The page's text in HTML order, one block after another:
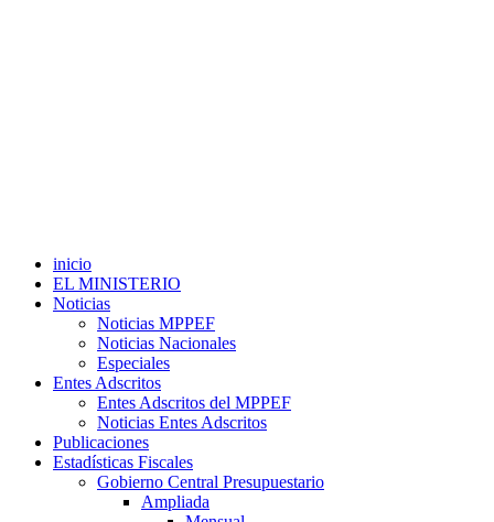
inicio
EL MINISTERIO
Noticias
Noticias MPPEF
Noticias Nacionales
Especiales
Entes Adscritos
Entes Adscritos del MPPEF
Noticias Entes Adscritos
Publicaciones
Estadísticas Fiscales
Gobierno Central Presupuestario
Ampliada